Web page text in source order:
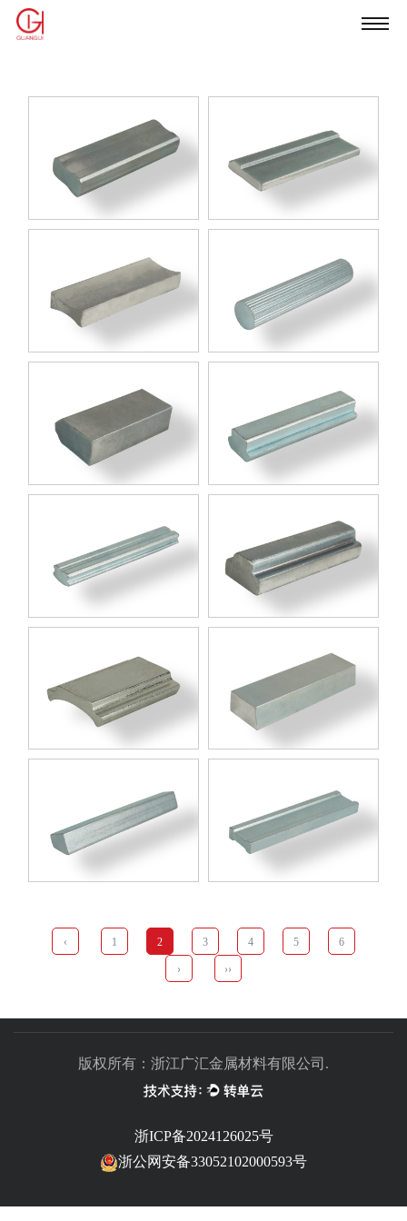
‹ 1 2 3 4 5 6
› ››
版权所有：浙江广汇金属材料有限公司.
浙ICP备2024126025号
浙公网安备33052102000593号